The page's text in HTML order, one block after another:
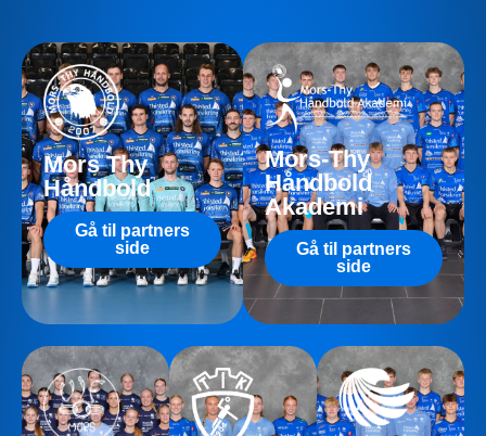
Mors Thy
Håndbold
Gå til partners
side
Mors-Thy
Håndbold
Akademi
Gå til partners
side